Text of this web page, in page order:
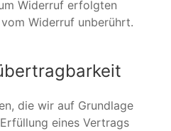
Widerruf erfolgten
Widerruf unberührt.
die wir auf Grundlage
eines Vertrags